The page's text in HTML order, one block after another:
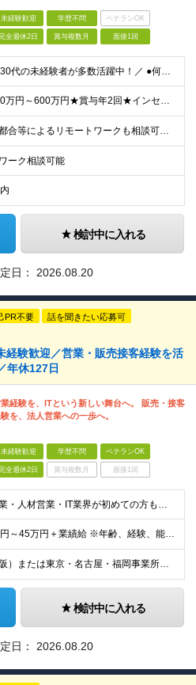
未経験歓迎 学歴不問 ベテランOK
全週休2日 賞与複数月 面接1回
＼20代〜30代の未経験者が多数活躍中！／ ●何らかの社会人経験をお持ちの方（年数不問） ●学歴不問 ●大阪拠点については要第一種普通自動車免許 ～こんな方にピッタリ～ ・人と話すこと、喜ばれること
＜年収450万円～600万円★賞与年2回★インセンティブ制度あり＞ 【東京勤務の場合】 月給28万3,000円～29万円＋インセンティブ＋別途残業手当支給 【大阪の場合】 月給27万5,000円～2
＜家庭の都合等によるリモートワークも相談可★転勤なし、直行直帰もOK＞ 【勤務先】 ※東京・大阪の2拠点で募集 ※各拠点での募集となります ※配属先は希望を考慮いたします ■東京 東京都立川市高松
ーク相談可能
検討中に入れる
日： 2026.08.20
PR不要 話を聞きたい応募可
経験歓迎／営業・販売接客経験を活
年休127日
経験を、ITという新しい舞台へ。 販売・接客
を、法人営業への一歩へ。
未経験歓迎 学歴不問 ベテランOK
全週休2日 賞与複数月 面接1回
《法人営業・人材営業・IT業界が初めての方も歓迎！》 ◆学歴不問 ◆営業に興味がある方 ◆人と話したり、相手の話を聞いたりする仕事がしたい方 ※営業経験・IT知識・AIの利用経験は問いません。 ※
月給32万円～45万円＋業績給 ※年齢、経験、能力を考慮の上、優遇します。 ※業績給は経験や実績に応じ、当社規定により支給額を決定します。 ※試用期間3ヶ月あり。その間の待遇に変更はありません。
本社（大阪）または東京・名古屋・福岡事業所のいずれか ★希望勤務地を考慮 ★転勤なし ★U・Iターン歓迎 【大阪本社】 大阪府大阪市西区江戸堀2-2-1 アズワン別館8F 【東京事業所】 東京都
検討中に入れる
日： 2026.08.20